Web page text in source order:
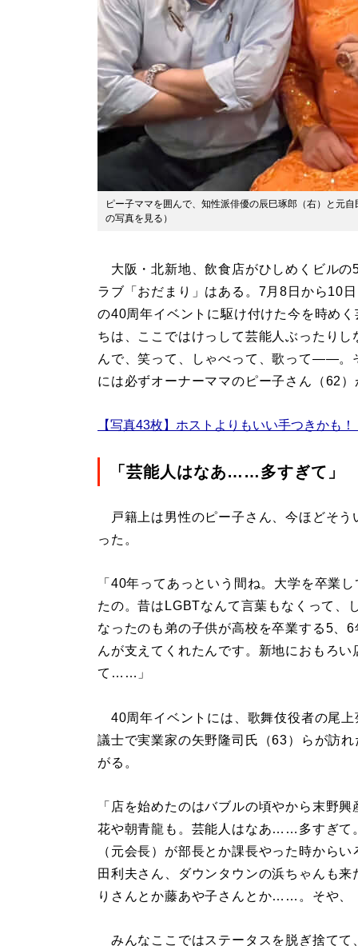
ピー子ママを囲んで、知性派俳優の辰巳琢郎（右）と元
の写真を見る ）
大阪・北新地、飲食店がひしめくビルの
ラブ「おだまり」はある。7月8日から10
の40周年イベントに駆け付けた今を時めく
ちは、ここではけっして芸能人ぶったりし
んで、笑って、しゃべって、歌って――。
には必ずオーナーママのピー子さん（62
【写真43枚】ホストよりもいい手つきかも
「芸能人はなあ……多すぎて」
戸籍上は男性のピー子さん、今ほどそう
った。
「40年ってあっという間ね。大学を卒業
たの。昔はLGBTなんて言葉もなくって、
なったのも弟の子供が高校を卒業する5、
んが支えてくれたんです。新地におもろ
て……」
40周年イベントには、歌舞伎役者の尾
議士で実業家の矢野隆司氏（63）らが訪
がる。
「店を始めたのはバブルの頃やから末野
花や朝青龍も。芸能人はなあ……多すぎて
（元会長）が部長とか課長やった時から
田利夫さん、ダウンタウンの浜ちゃんも
りさんとか藤あや子さんとか……。そや、
みんなここではステータスを脱ぎ捨てて